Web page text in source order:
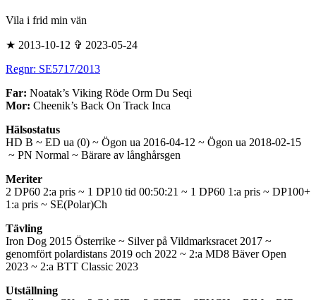
Vila i frid min vän
★ 2013-10-12 ✞ 2023-05-24
Regnr: SE5717/2013
Far: Noatak’s Viking Röde Orm Du Seqi
Mor: Cheenik’s Back On Track Inca
Hälsostatus
HD B ~ ED ua (0) ~ Ögon ua 2016-04-12 ~ Ögon ua 2018-02-15
~ PN Normal ~ Bärare av långhårsgen
Meriter
2 DP60 2:a pris ~ 1 DP10 tid 00:50:21 ~ 1 DP60 1:a pris ~ DP100+
1:a pris ~ SE(Polar)Ch
Tävling
Iron Dog 2015 Österrike ~ Silver på Vildmarksracet 2017 ~
genomfört polardistans 2019 och 2022 ~ 2:a MD8 Bäver Open
2023 ~ 2:a BTT Classic 2023
Utställning